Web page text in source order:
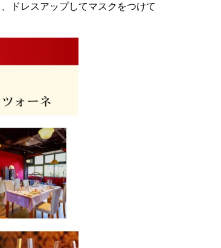
ドレスアップしてマスクをつけて